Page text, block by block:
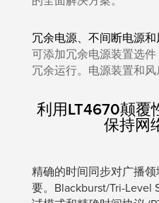
冗余电源、不间断电源
可添加冗余电源装置选件
冗余运行。电源装置和风
利用LT4670颠覆
保持网
精确的时间同步对广播
要。Blackburst/Tri-Level